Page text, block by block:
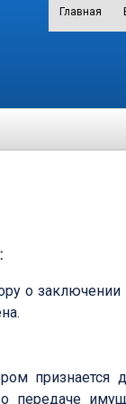
Главная
о
признается
передаче